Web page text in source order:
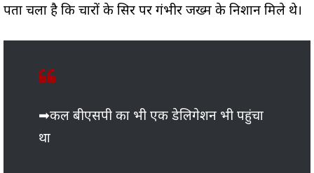
पता चला है कि चारों के सिर पर गंभीर जख्म के निशान मिले थे।
➡कल बीएसपी का भी एक डेलिगेशन भी पहुंचा
था